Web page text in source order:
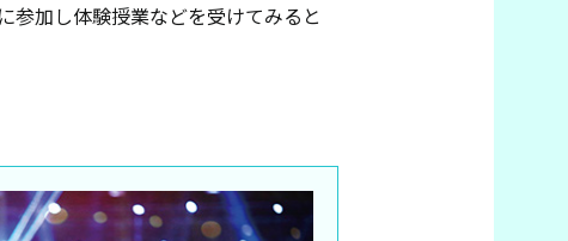
参加し体験授業などを受けてみると